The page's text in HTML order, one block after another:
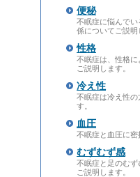
便秘
不眠症に悩んで
係についてご説明
性格
不眠症は、性格
ご説明します。
冷え性
不眠症は冷え性
す。
血圧
不眠症と血圧に密
むずむず感
不眠症と足のむ
ご説明します。